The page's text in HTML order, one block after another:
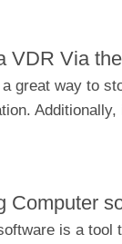
VDR Via
great way to
Additionally,
Computer
is a tool